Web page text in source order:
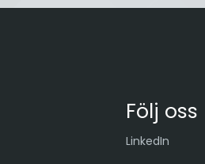
Följ oss
LinkedIn